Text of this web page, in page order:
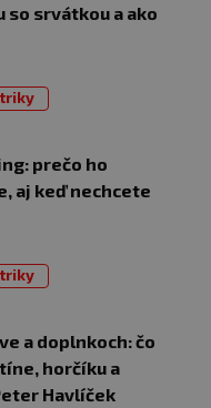
so srvátkou a ako
prečo ho
aj keď nechcete
a doplnkoch: čo
horčíku a
Havlíček